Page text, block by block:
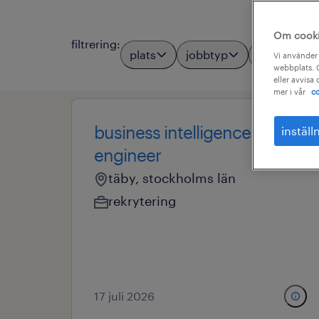
filtrering:
plats jobbtyp
business intelligence
engineer
täby, stockholms län
rekrytering
17 juli 2026
Om
Vi
webbplats.
eller avvisa
mer i vår